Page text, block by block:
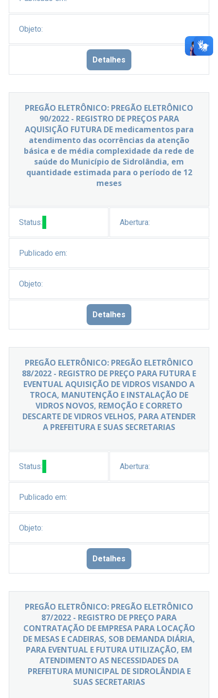
Objeto:
Detalhes
PREGÃO ELETRÔNICO: PREGÃO ELETRÔNICO
90/2022 - REGISTRO DE PREÇOS PARA
AQUISIÇÃO FUTURA DE medicamentos para
atendimento das ocorrências da atenção
básica e de média complexidade da rede de
saúde do Município de Sidrolândia, em
quantidade estimada para o período de 12
meses
Status: Abertura:
Publicado em:
Objeto:
Detalhes
PREGÃO ELETRÔNICO: PREGÃO ELETRÔNICO
88/2022 - REGISTRO DE PREÇO PARA FUTURA E
EVENTUAL AQUISIÇÃO DE VIDROS VISANDO A
TROCA, MANUTENÇÃO E INSTALAÇÃO DE
VIDROS NOVOS, REMOÇÃO E CORRETO
DESCARTE DE VIDROS VELHOS, PARA ATENDER
A PREFEITURA E SUAS SECRETARIAS
Status: Abertura:
Publicado em:
Objeto:
Detalhes
PREGÃO ELETRÔNICO: PREGÃO ELETRÔNICO
87/2022 - REGISTRO DE PREÇO PARA
CONTRATAÇÃO DE EMPRESA PARA LOCAÇÃO
DE MESAS E CADEIRAS, SOB DEMANDA DIÁRIA,
PARA EVENTUAL E FUTURA UTILIZAÇÃO, EM
ATENDIMENTO AS NECESSIDADES DA
PREFEITURA MUNICIPAL DE SIDROLÂNDIA E
SUAS SECRETARIAS